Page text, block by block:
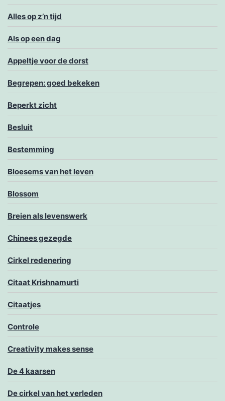
Alles op z’n tijd
Als op een dag
Appeltje voor de dorst
Begrepen: goed bekeken
Beperkt zicht
Besluit
Bestemming
Bloesems van het leven
Blossom
Breien als levenswerk
Chinees gezegde
Cirkel redenering
Citaat Krishnamurti
Citaatjes
Controle
Creativity makes sense
De 4 kaarsen
De cirkel van het verleden